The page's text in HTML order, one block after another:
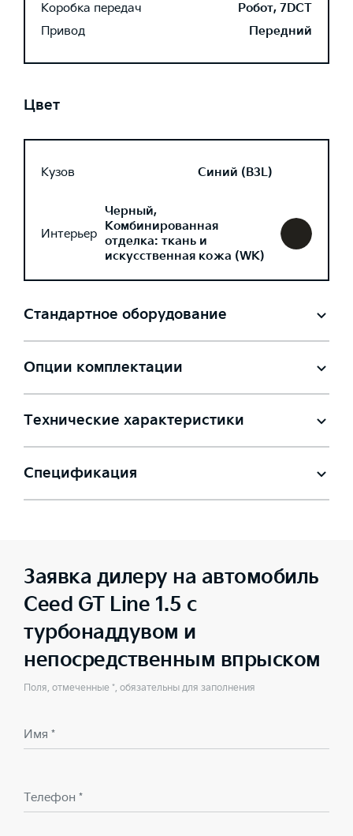
Коробка передач
Робот, 7DCT
Привод
Передний
Цвет
Кузов Синий (B3L)
Интерьер
Черный,
Комбинированная
отделка: ткань и
искусственная кожа (WK)
Стандартное оборудование
Опции комплектации
Технические характеристики
Спецификация
Заявка дилеру на автомобиль
Ceed GT Line 1.5 с
турбонаддувом и
непосредственным впрыском
Поля, отмеченные *, обязательны для заполнения
Имя *
Телефон *